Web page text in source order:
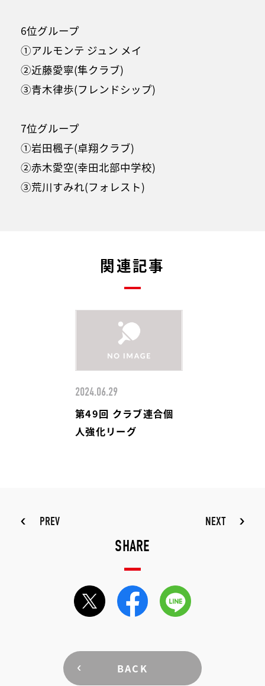
6位グループ
①アルモンテ ジュン メイ
②近藤愛寧(隼クラブ)
③青木律歩(フレンドシップ)
7位グループ
①岩田楓子(卓翔クラブ)
②赤木愛空(幸田北部中学校)
③荒川すみれ(フォレスト)
関連記事
2024.06.29
第49回 クラブ連合個
人強化リーグ
PREV NEXT
SHARE
BACK